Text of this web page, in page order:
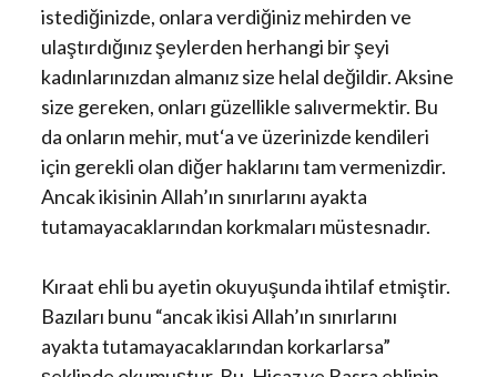
istediğinizde, onlara verdiğiniz mehirden ve
ulaştırdığınız şeylerden herhangi bir şeyi
kadınlarınızdan almanız size helal değildir. Aksine
size gereken, onları güzellikle salıvermektir. Bu
da onların mehir, mut‘a ve üzerinizde kendileri
için gerekli olan diğer haklarını tam vermenizdir.
Ancak ikisinin Allah’ın sınırlarını ayakta
tutamayacaklarından korkmaları müstesnadır.
Kıraat ehli bu ayetin okuyuşunda ihtilaf etmiştir.
Bazıları bunu “ancak ikisi Allah’ın sınırlarını
ayakta tutamayacaklarından korkarlarsa”